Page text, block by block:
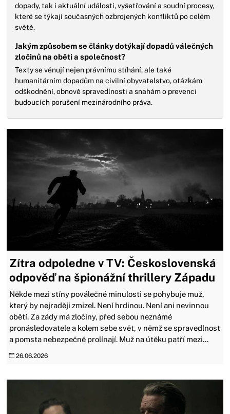
dopady, tak i aktuální události, vyšetřování a soudní procesy,
které se týkají současných ozbrojených konfliktů po celém
světě.
Jakým způsobem se články dotýkají dopadů válečných
zločinů na oběti a společnost?
Texty se věnují nejen právnímu stíhání, ale také
humanitárním dopadům na civilní obyvatelstvo, otázkám
odškodnění, obnově spravedlnosti a snahám o prevenci
budoucích porušení mezinárodního práva.
Zítra odpoledne v TV: Československá
odpověď na špionážní thrillery Západu
Někde mezi stíny poválečné minulosti se pohybuje muž,
který by nejraději zmizel. Není hrdinou. Není ani nevinnou
obětí. Za zády má zločiny, před sebou neznámé
pronásledovatele a kolem sebe svět, v němž se spravedlnost
a pomsta nebezpečně prolínají. Muž na útěku patří mezi...
26.06.2026